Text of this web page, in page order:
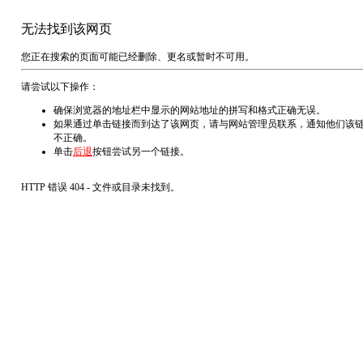
无法找到该网页
您正在搜索的页面可能已经删除、更名或暂时不可用。
请尝试以下操作：
确保浏览器的地址栏中显示的网站地址的拼写和格式正确无误。
如果通过单击链接而到达了该网页，请与网站管理员联系，通知他们该
不正确。
单击后退按钮尝试另一个链接。
HTTP 错误 404 - 文件或目录未找到。